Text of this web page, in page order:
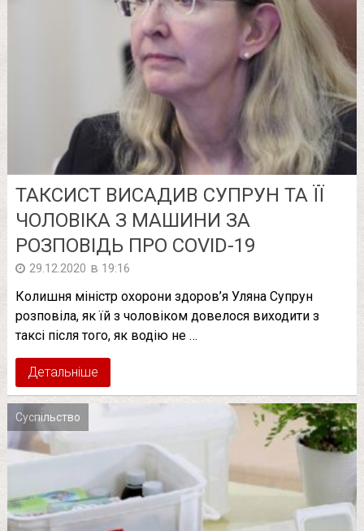
ТАКСИСТ ВИСАДИВ СУПРУН ТА ЇЇ
ЧОЛОВІКА З МАШИНИ ЗА
РОЗПОВІДЬ ПРО COVID-19
29.12.2020 в 19:16
Колишня міністр охорони здоров’я Уляна Супрун
розповіла, як їй з чоловіком довелося виходити з
таксі після того, як водію не …
Детальніше
Суспільство